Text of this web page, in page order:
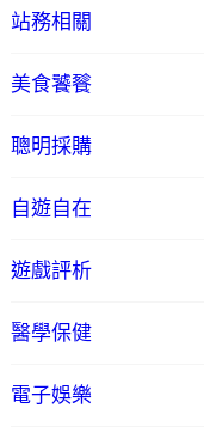
站務相關
美食饕餮
聰明採購
自遊自在
遊戲評析
醫學保健
電子娛樂